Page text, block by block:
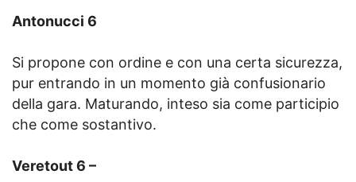
Antonucci 6
Si propone con ordine e con una certa sicurezza,
pur entrando in un momento già confusionario
della gara. Maturando, inteso sia come participio
che come sostantivo.
Veretout 6 –